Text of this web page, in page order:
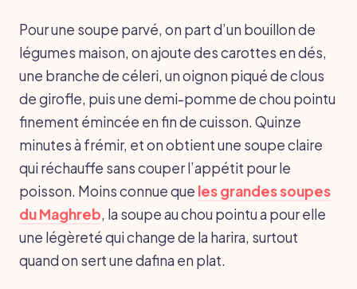
Pour une soupe parvé, on part d’un bouillon de
légumes maison, on ajoute des carottes en dés,
une branche de céleri, un oignon piqué de clous
de girofle, puis une demi-pomme de chou pointu
finement émincée en fin de cuisson. Quinze
minutes à frémir, et on obtient une soupe claire
qui réchauffe sans couper l’appétit pour le
poisson. Moins connue que les grandes soupes
du Maghreb, la soupe au chou pointu a pour elle
une légèreté qui change de la harira, surtout
quand on sert une dafina en plat.